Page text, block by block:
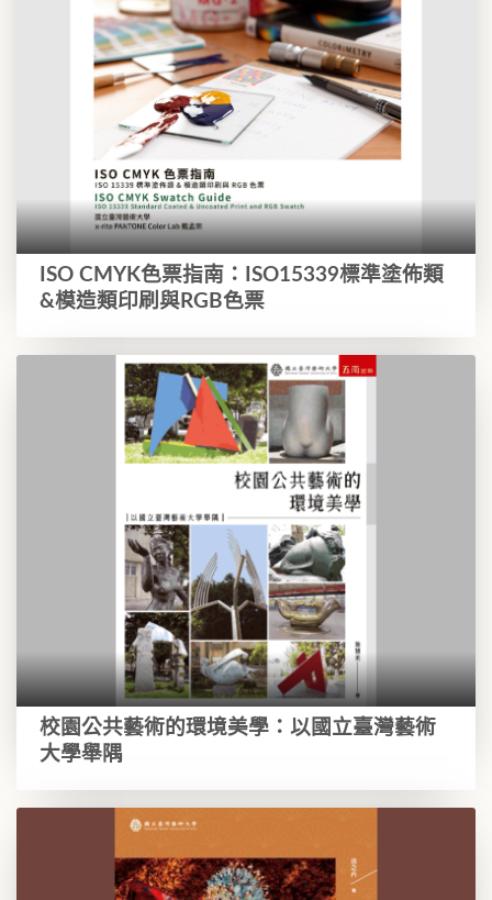
ISO CMYK色票指南：ISO15339標準塗佈類
&模造類印刷與RGB色票
校園公共藝術的環境美學：以國立臺灣藝術
大學舉隅